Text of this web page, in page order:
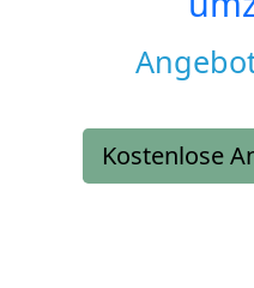
Kostenlose